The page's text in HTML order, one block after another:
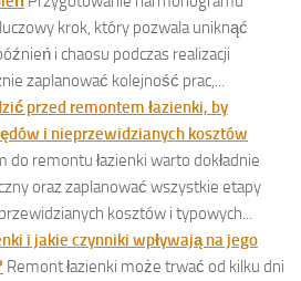
krok, który pozwala uniknąć
i chaosu podczas realizacji
zaplanować kolejność prac,...
przed remontem łazienki, by
i nieprzewidzianych kosztów
remontu łazienki warto dokładnie
oraz zaplanować wszystkie etapy
kosztów i typowych...
i jakie czynniki wpływają na jego
Remont łazienki może trwać od kilku dni